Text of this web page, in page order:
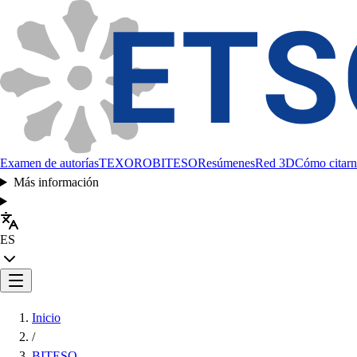
Examen de autoríasTEXOROBITESOResúmenesRed 3DCómo
Más información
ES
Inicio
/